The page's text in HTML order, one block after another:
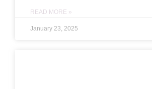
READ MORE »
January 23, 2025